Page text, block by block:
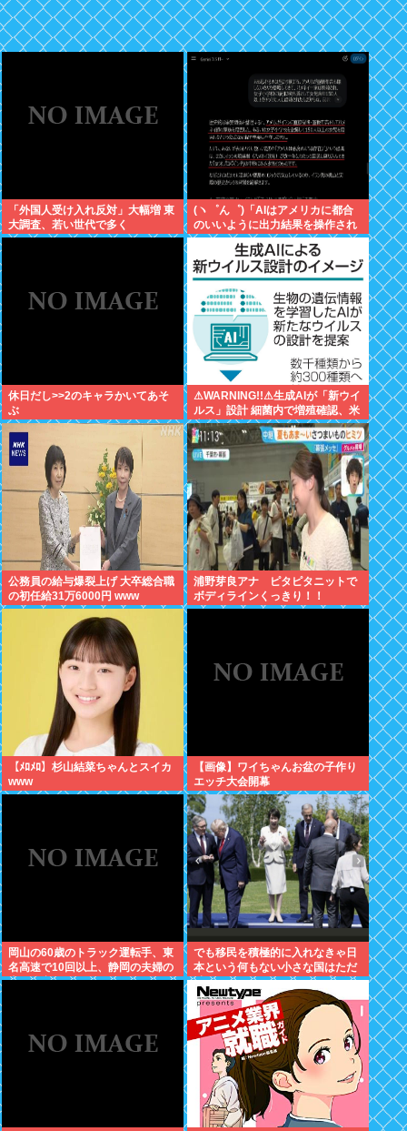
「外国人受け入れ反対」大幅増 東
大調査、若い世代で多く
(ヽ゜ん゜)「AIはアメリカに都合
のいいように出力結果を操作され
ている！」
休日だし>>2のキャラかいてあそ
ぶ
⚠WARNING!!⚠生成AIが「新ウイ
ルス」設計 細菌内で増殖確認、米
大学が研究
公務員の給与爆裂上げ 大卒総合職
の初任給31万6000円 www
浦野芽良アナ ピタピタニットで
ボディラインくっきり！！
【ﾒﾛﾒﾛ】杉山結菜ちゃんとスイカ
www
【画像】ワイちゃんお盆の子作り
エッチ大会開幕
岡山の60歳のトラック運転手、東
名高速で10回以上、静岡の夫婦の
車に追突
でも移民を積極的に入れなきゃ日
本という何もない小さな国はただ
滅びるだけだよねここから逃げる
とただのネトウヨになりそうだと
思う